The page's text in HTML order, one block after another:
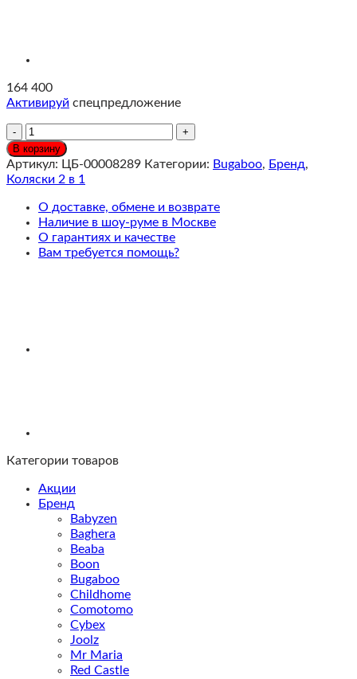
164 400
Активируй спецпредложение
Количество
Bugaboo
Fox
5
Коляска
2
в
1,
В корзину
Артикул: ЦБ-00008289 Категории: Bugaboo, Бренд,
Коляски 2 в 1
О доставке, обмене и возврате
Наличие в шоу-руме в Москве
О гарантиях и качестве
Вам требуется помощь?
Категории товаров
Акции
Бренд
Babyzen
Baghera
Beaba
Boon
Bugaboo
Childhome
Comotomo
Cybex
Joolz
Mr Maria
Red Castle